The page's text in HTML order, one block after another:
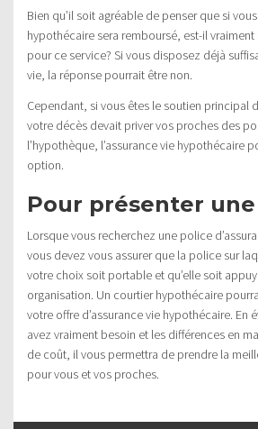
Bien qu’il soit agréable de penser que si
hypothécaire sera remboursé, est-il
pour ce service? Si vous disposez déjà
vie, la réponse pourrait être non.
Cependant, si vous êtes le soutien principal
votre décès devait priver vos proches des
l’hypothèque, l’assurance vie hypothécaire
option.
Pour présenter
Lorsque vous recherchez une police
vous devez vous assurer que la police sur
votre choix soit portable et qu’elle soit
organisation. Un courtier hypothécaire
votre offre d’assurance vie hypothécaire. En
avez vraiment besoin et les différences en
de coût, il vous permettra de prendre la
pour vous et vos proches.